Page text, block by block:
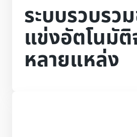
ระบบรวบรว
แข่งอัตโนมัติ
หลายแหล่ง